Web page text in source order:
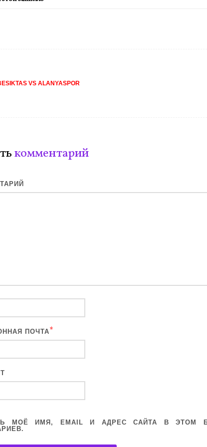
VS ALANYASPOR
комментарий
ПОЧТА*
МОЁ ИМЯ, EMAIL И АДРЕС САЙТА В ЭТОМ